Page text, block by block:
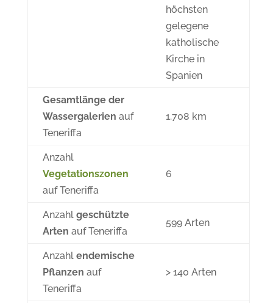
höchsten
gelegene
katholische
Kirche in
Spanien
Gesamtlänge der
Wassergalerien auf
Teneriffa
1.708 km
Anzahl
Vegetationszonen
auf Teneriffa
6
Anzahl geschützte
Arten auf Teneriffa
599 Arten
Anzahl endemische
Pflanzen auf
Teneriffa
> 140 Arten